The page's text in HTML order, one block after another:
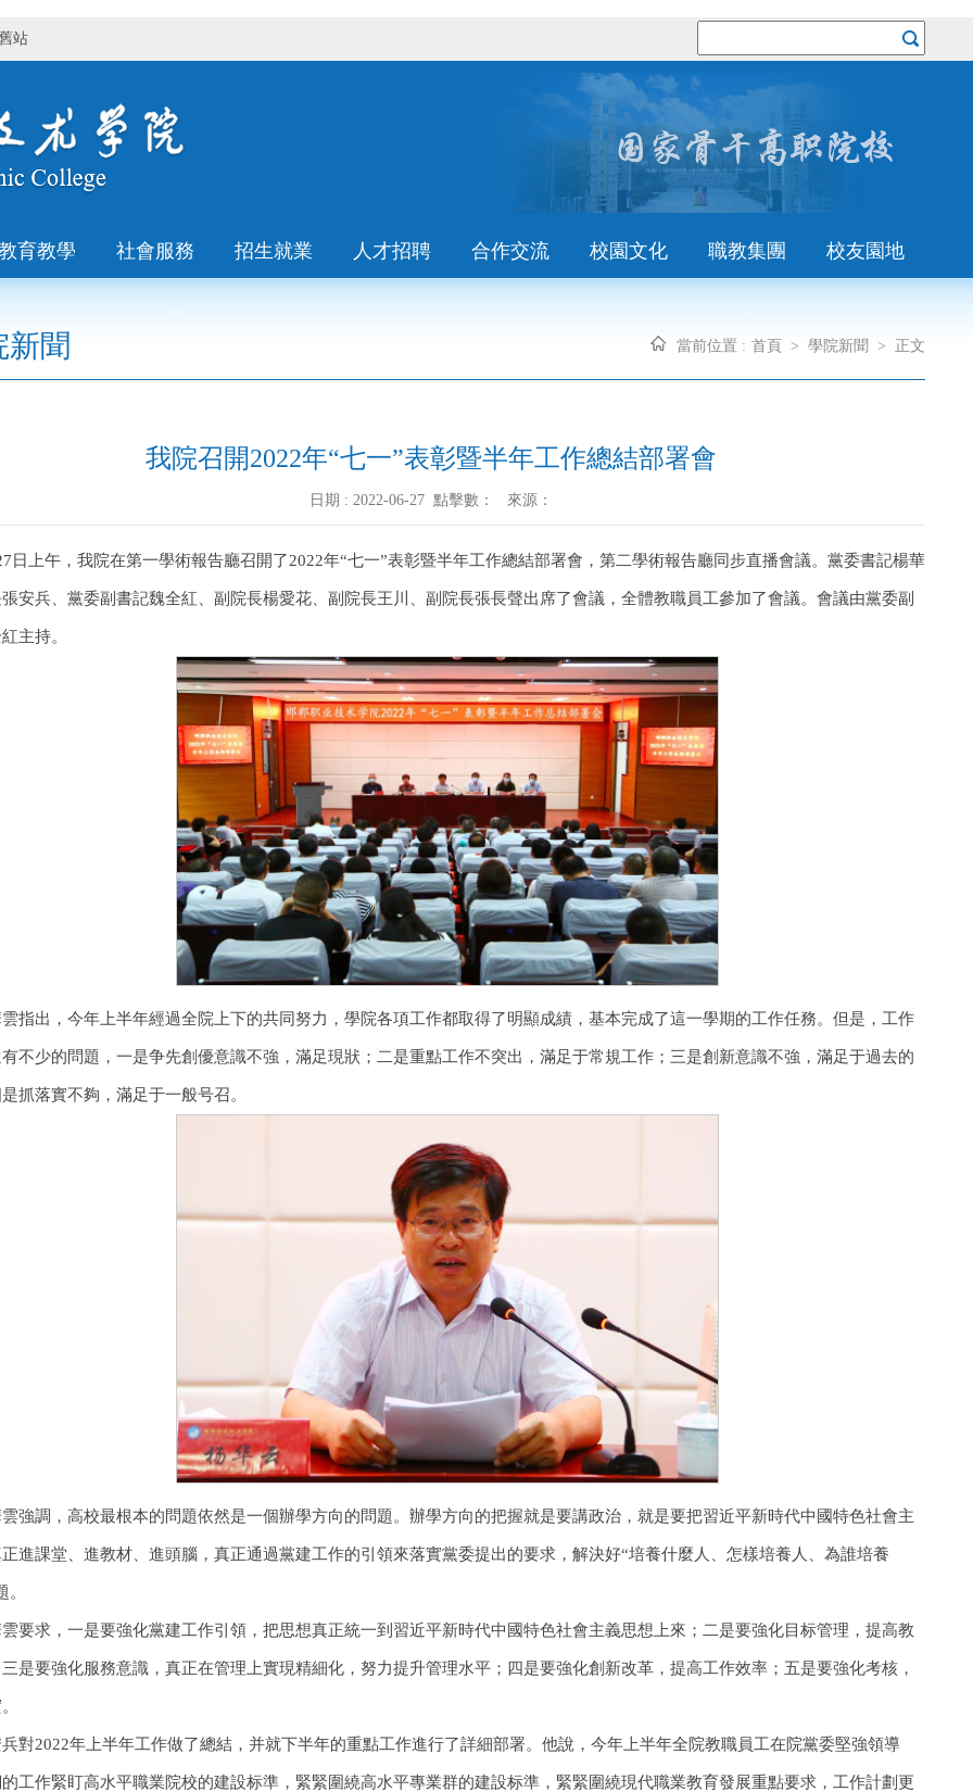
站
育教學 社會服務 招生就業 人才招聘 合作交流 校園文化 職教集團 校友園地
新聞 當前位置 : 首頁 > 學院新聞 > 正文
我院召開2022年“七一”表彰暨半年工作總結部署會
日期 : 2022-06-27 點擊數： 來源：
日上午，我院在第一學術報告廳召開了2022年“七一”表彰暨半年工作總結部署會，第二學術報告廳同步直播會議。黨委書記楊華
安兵、黨委副書記魏全紅、副院長楊愛花、副院長王川、副院長張長聲出席了會議，全體教職員工參加了會議。會議由黨委副
主持。
指出，今年上半年經過全院上下的共同努力，學院各項工作都取得了明顯成績，基本完成了這一學期的工作任務。但是，工作
不少的問題，一是争先創優意識不強，滿足現狀；二是重點工作不突出，滿足于常規工作；三是創新意識不強，滿足于過去的
抓落實不夠，滿足于一般号召。
強調，高校最根本的問題依然是一個辦學方向的問題。辦學方向的把握就是要講政治，就是要把習近平新時代中國特色社會主
進課堂、進教材、進頭腦，真正通過黨建工作的引領來落實黨委提出的要求，解決好“培養什麼人、怎樣培養人、為誰培養
。
要求，一是要強化黨建工作引領，把思想真正統一到習近平新時代中國特色社會主義思想上來；二是要強化目标管理，提高教
是要強化服務意識，真正在管理上實現精細化，努力提升管理水平；四是要強化創新改革，提高工作效率；五是要強化考核，
對2022年上半年工作做了總結，并就下半年的重點工作進行了詳細部署。他說，今年上半年全院教職員工在院黨委堅強領導
工作緊盯高水平職業院校的建設标準，緊緊圍繞高水平專業群的建設标準，緊緊圍繞現代職業教育發展重點要求，工作計劃更